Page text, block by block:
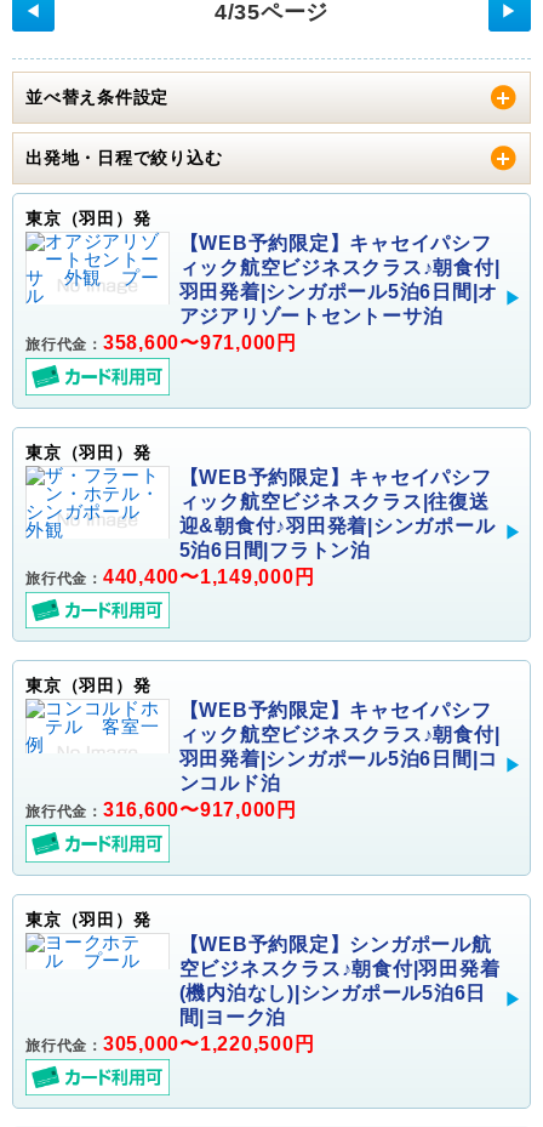
◀ 4/35ページ ▶
並べ替え条件設定
出発地・日程で絞り込む
東京（羽田）発
【WEB予約限定】キャセイパシフ
ィック航空ビジネスクラス♪朝食付|
羽田発着|シンガポール5泊6日間|オ
アジアリゾートセントーサ泊
旅行代金： 358,600〜971,000円
東京（羽田）発
【WEB予約限定】キャセイパシフ
ィック航空ビジネスクラス|往復送
迎&朝食付♪羽田発着|シンガポール
5泊6日間|フラトン泊
旅行代金： 440,400〜1,149,000円
東京（羽田）発
【WEB予約限定】キャセイパシフ
ィック航空ビジネスクラス♪朝食付|
羽田発着|シンガポール5泊6日間|コ
ンコルド泊
旅行代金： 316,600〜917,000円
東京（羽田）発
【WEB予約限定】シンガポール航
空ビジネスクラス♪朝食付|羽田発着
(機内泊なし)|シンガポール5泊6日
間|ヨーク泊
旅行代金： 305,000〜1,220,500円